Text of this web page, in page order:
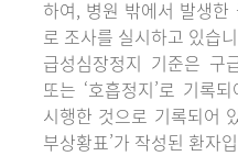
하여, 병원 밖에서 발생
로 조사를 실시하고 있습
급성심장정지 기준은 구
또는 ‘호흡정지’로 기록
시행한 것으로 기록되어
부상황표’가 작성된 환자